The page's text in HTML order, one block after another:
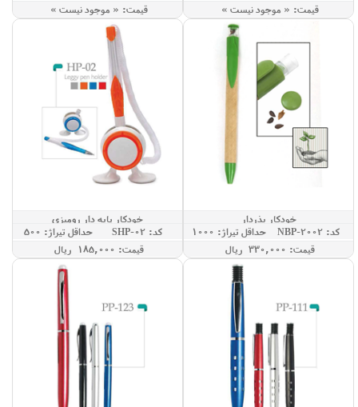
قيمت: « موجود نيست »
قيمت: « موجود نيست »
خودکار بذردار
کد: NBP-2002
حداقل تيراژ: 1000
قيمت: 330,000 ريال
خودکار پایه دار رومیزی
کد: SHP-02
حداقل تيراژ: 500
قيمت: 185,000 ريال